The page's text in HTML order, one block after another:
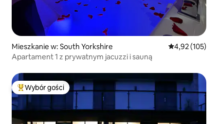
Mieszkanie w: South Yorkshire Średnia
4,92 (105)
Apartament 1 z prywatnym jacuzzi i sauną
Najpopularniejsze z kategorii Wybór gości
Wybór gości